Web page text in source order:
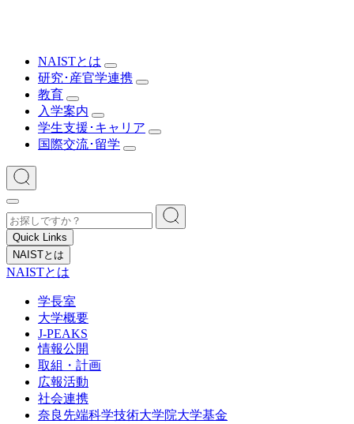
NAISTとは
研究･産官学連携
教育
入学案内
学生支援･キャリア
国際交流･留学
Quick Links
NAISTとは
NAISTとは
学長室
大学概要
J-PEAKS
情報公開
取組・計画
広報活動
社会連携
奈良先端科学技術大学院大学基金